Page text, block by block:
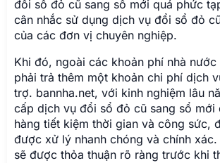
đổi sổ đỏ cũ sang sổ mới quá phức
cân nhắc sử dụng dịch vụ đổi sổ đỏ
của các đơn vị chuyên nghiệp.
Khi đó, ngoài các khoản phí nhà
phải trả thêm một khoản chi phí dịch
trợ. bannha.net, với kinh nghiệm lâu
cấp dịch vụ đổi sổ đỏ cũ sang sổ mới
hàng tiết kiệm thời gian và công sức,
được xử lý nhanh chóng và chính
sẽ được thỏa thuận rõ ràng trước khi